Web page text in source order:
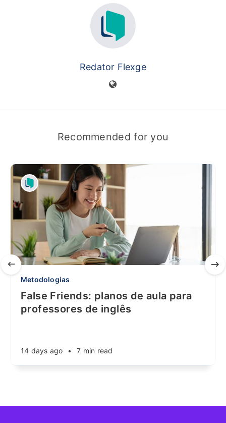
Redator Flexge
Recommended for you
Metodologias
False Friends: planos de aula para
professores de inglês
14 days ago • 7 min read